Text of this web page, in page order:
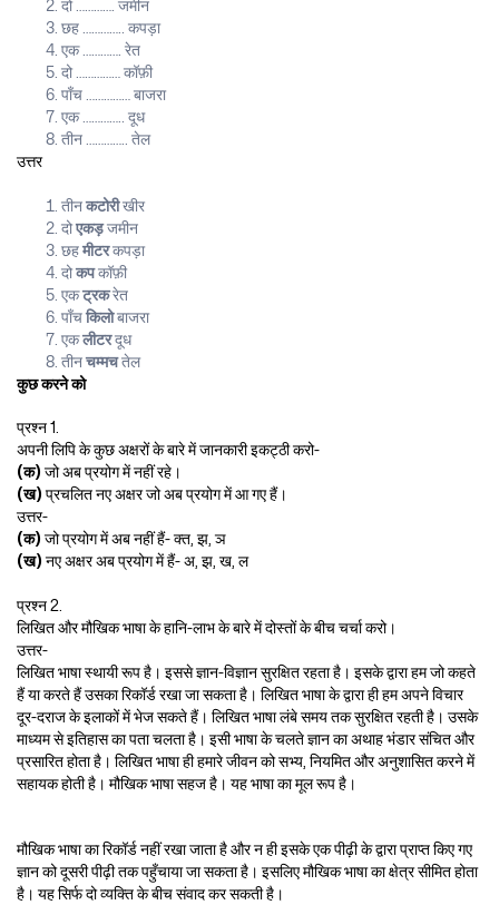
दो …………. जमीन
छह ………….. कपड़ा
एक …………. रेत
दो …………… कॉफ़ी
पाँच …………… बाजरा
एक ………….. दूध
तीन ………….. तेल
उत्तर
तीन कटोरीखीर
दोएकड़जमीन
छह मीटरकपड़ा
दोकपकॉफ़ी
एकट्रकरेत
पाँच किलोबाजरा
एकलीटरदूध
तीन चम्मचतेल
कुछ करने को
प्रश्न 1.
अपनी लिपि के कुछ अक्षरों के बारे में जानकारी इकट्ठी करो-
(क) जो अब प्रयोग में नहीं रहे।
(ख) प्रचलित नए अक्षर जो अब प्रयोग में आ गए हैं।
उत्तर-
(क) जो प्रयोग में अब नहीं हैं- क्त, झ, ञ
(ख) नए अक्षर अब प्रयोग में हैं- अ, झ, ख, ल
प्रश्न 2.
लिखित और मौखिक भाषा के हानि-लाभ के बारे में दोस्तों के बीच चर्चा करो।
उत्तर-
लिखित भाषा स्थायी रूप है। इससे ज्ञान-विज्ञान सुरक्षित रहता है। इसके द्वारा हम जो कहते
हैं या करते हैं उसका रिकॉर्ड रखा जा सकता है। लिखित भाषा के द्वारा ही हम अपने विचार
दूर-दराज के इलाकों में भेज सकते हैं। लिखित भाषा लंबे समय तक सुरक्षित रहती है। उसके
माध्यम से इतिहास का पता चलता है। इसी भाषा के चलते ज्ञान का अथाह भंडार संचित और
प्रसारित होता है। लिखित भाषा ही हमारे जीवन को सभ्य, नियमित और अनुशासित करने में
सहायक होती है। मौखिक भाषा सहज है। यह भाषा का मूल रूप है।
मौखिक भाषा का रिकॉर्ड नहीं रखा जाता है और न ही इसके एक पीढ़ी के द्वारा प्राप्त किए गए
ज्ञान को दूसरी पीढ़ी तक पहुँचाया जा सकता है। इसलिए मौखिक भाषा का क्षेत्र सीमित होता
है। यह सिर्फ दो व्यक्ति के बीच संवाद कर सकती है।